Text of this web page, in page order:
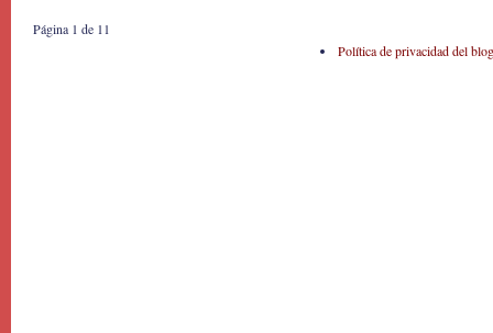
Página 1 de 1 1
Política de privacidad del